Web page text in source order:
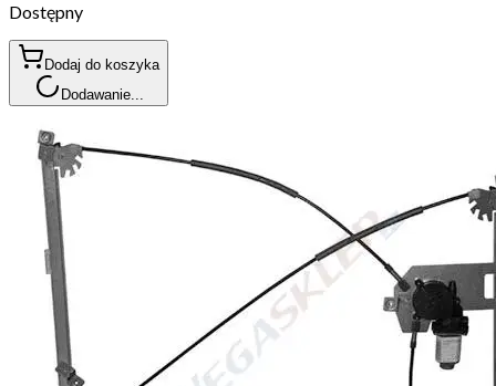
Dostępny
Dodaj do koszyka
Dodawanie...